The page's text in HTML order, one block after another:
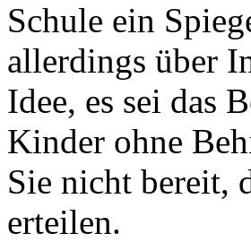
Schule ein
allerdings über
Idee, es sei das
Kinder ohne
Sie nicht bereit,
erteilen.